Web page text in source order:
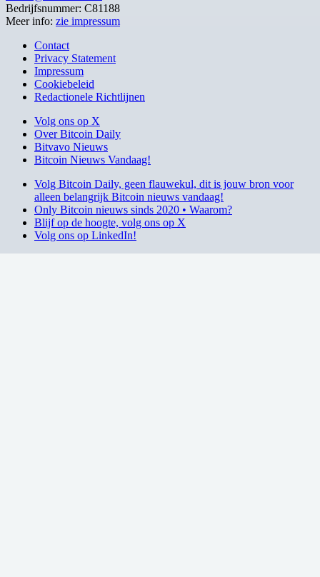
Bedrijfsnummer: C81188
Meer info: zie impressum
Contact
Privacy Statement
Impressum
Cookiebeleid
Redactionele Richtlijnen
Volg ons op X
Over Bitcoin Daily
Bitvavo Nieuws
Bitcoin Nieuws Vandaag!
Volg Bitcoin Daily, geen flauwekul, dit is jouw bron voor
alleen belangrijk Bitcoin nieuws vandaag!
Only Bitcoin nieuws sinds 2020 • Waarom?
Blijf op de hoogte, volg ons op X
Volg ons op LinkedIn!